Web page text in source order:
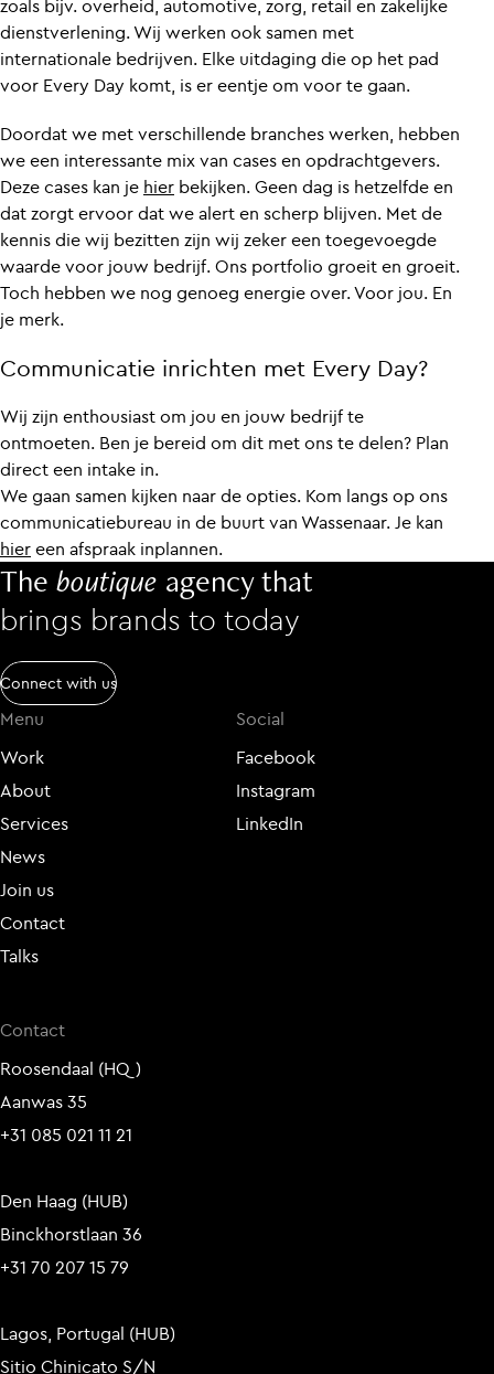
zoals bijv. overheid, automotive, zorg, retail en zakelijke
dienstverlening. Wij werken ook samen met
internationale bedrijven. Elke uitdaging die op het pad
voor Every Day komt, is er eentje om voor te gaan.
Doordat we met verschillende branches werken, hebben
we een interessante mix van cases en opdrachtgevers.
Deze cases kan je hier bekijken. Geen dag is hetzelfde en
dat zorgt ervoor dat we alert en scherp blijven. Met de
kennis die wij bezitten zijn wij zeker een toegevoegde
waarde voor jouw bedrijf. Ons portfolio groeit en groeit.
Toch hebben we nog genoeg energie over. Voor jou. En
je merk.
Communicatie inrichten met Every Day?
Wij zijn enthousiast om jou en jouw bedrijf te
ontmoeten. Ben je bereid om dit met ons te delen? Plan
direct een intake in.
We gaan samen kijken naar de opties. Kom langs op ons
communicatiebureau in de buurt van Wassenaar. Je kan
hier een afspraak inplannen.
The boutique agency that
brings brands to today
Connect with us
Menu
Work
About
Services
News
Join us
Contact
Talks
Social
Facebook
Instagram
LinkedIn
Contact
Roosendaal (HQ)
Aanwas 35
+31 085 021 11 21
Den Haag (HUB)
Binckhorstlaan 36
+31 70 207 15 79
Lagos, Portugal (HUB)
Sitio Chinicato S/N